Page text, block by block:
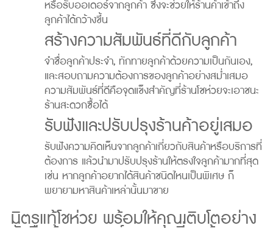
หรือรับออเดอร์จากลูกค้า ซึ่งจะช่วยให้ร้านค้าเข้าถึง
ลูกค้าได้กว้างขึ้น
สร้างความสัมพันธ์ที่ดีกับลูกค้า
จำชื่อลูกค้าประจำ, ทักทายลูกค้าด้วยความเป็นกันเอง,
และสอบถามความต้องการของลูกค้าอย่างสม่ำเสมอ
ความสัมพันธ์ที่ดีคือจุดแข็งสำคัญที่ร้านโชห่วยจะเอาชนะ
ร้านสะดวกซื้อได้
รับฟังและปรับปรุงร้านค้าอยู่เสมอ
รับฟังความคิดเห็นจากลูกค้าเกี่ยวกับสินค้าหรือบริการที่
ต้องการ แล้วนำมาปรับปรุงร้านให้ตรงใจลูกค้ามากที่สุด
เช่น หากลูกค้าอยากได้สินค้าชนิดไหนเป็นพิเศษ ก็
พยายามหาสินค้าเหล่านั้นมาขาย
มิตรแท้โชห่วย พร้อมให้คุณเติบโตอย่าง